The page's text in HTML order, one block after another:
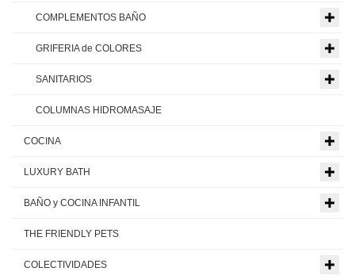
COMPLEMENTOS BAÑO
GRIFERIA de COLORES
SANITARIOS
COLUMNAS HIDROMASAJE
COCINA
LUXURY BATH
BAÑO y COCINA INFANTIL
THE FRIENDLY PETS
COLECTIVIDADES